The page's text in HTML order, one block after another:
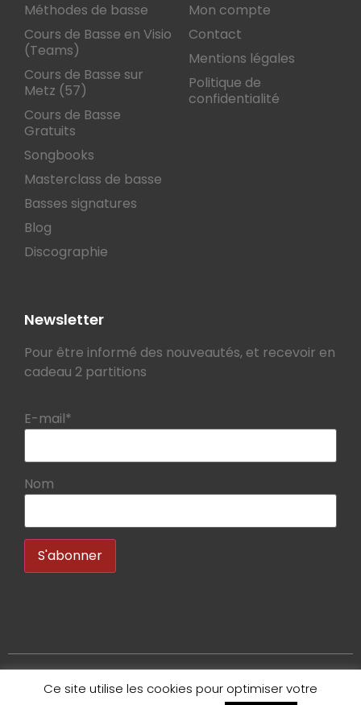
Méthodes de basse
Cours de Basse en Visio
(Teams)
Cours de Basse sur
Metz (57)
Cours de Basse
Gratuits
Songbooks
Masterclass de basse
Basses signatures
Blog
Discographie
Mon compte
Contact
Mentions légales
Politique de
confidentialité
Newsletter
Pour être informé des nouveautés, et recevoir en
cadeau 2 partitions
E-mail*
Nom
Copyright 2020 – Bruno Tauzin – Tous droits réservés.
Ce site utilise les cookies pour optimiser votre